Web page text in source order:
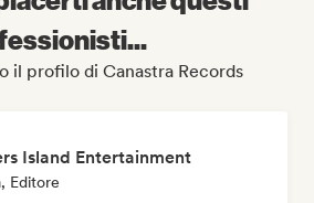
il profilo di Canastra Records
Island Entertainment
Editore